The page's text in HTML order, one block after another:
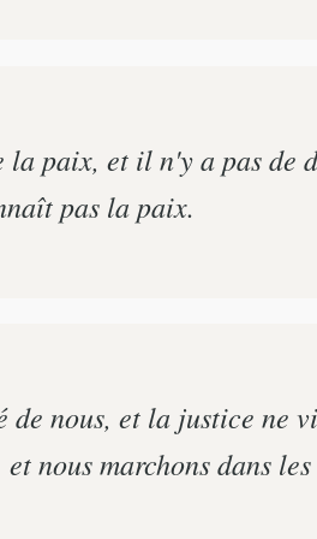
la paix, et il n'y a pas de
pas la paix.
nous, et la justice ne
nous marchons dans les